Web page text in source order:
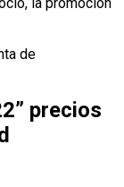
la promoción
precios